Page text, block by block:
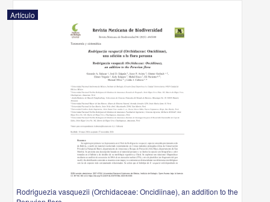
Artículo
Rodriguezia vasquezii (Orchidaceae: Oncidiinae), an addition to the